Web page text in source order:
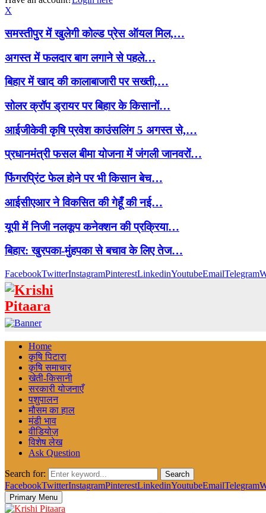
X
समस्तीपुर में खुलेगी कोल्ड प्रेस ऑयल मिल,…
अगस्त में फलदार बाग लगाने से पहले…
बिहार में खाद की कालाबाजारी पर सख्ती,…
सोलर क्रॉप ड्रायर पर बिहार के किसानों…
आईजीकेवी कृषि प्रवेश काउंसलिंग 5 अगस्त से,…
प्रधानमंत्री फसल बीमा योजना में जंगली जानवरों…
फिंगरप्रिंट फेल होने पर भी किसान बेच…
आईसीएआर ने विकसित की गेहूँ की नई…
यूपी में निजी नलकूप कनेक्शन की प्रक्रिया…
बिहार: खुरपका-मुंहपका से बचाव के लिए तेज…
FacebookTwitterInstagramPinterestLinkedinYoutubeEmailTelegram
Home
कृषि पिटारा
कृषि समाचार
खेती-किसानी
सरकारी योजनाएँ
पशुपालन
मौसम का हाल
मंडी भाव
वीडियोज़
विशेष लेख
Ask Question
Search for: Search
FacebookTwitterInstagramPinterestLinkedinYoutubeEmailTelegram
Primary Menu